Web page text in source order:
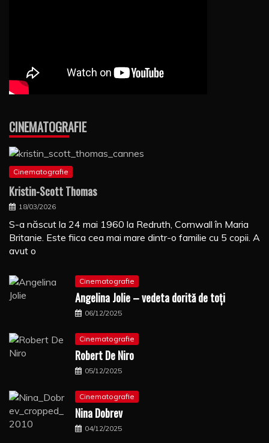
CINEMATOGRAFIE
Cinematografie
Kristin-Scott Thomas
18/03/2026
S-a născut la 24 mai 1960 la Redruth, Cornwall în Maria
Britanie. Este fiica cea mai mare dintr-o familie cu 5 copii. A
avut o
Cinematografie
Angelina Jolie – vedeta dorită de toți
06/12/2025
Cinematografie
Robert De Niro
05/12/2025
Cinematografie
Nina Dobrev
04/12/2025